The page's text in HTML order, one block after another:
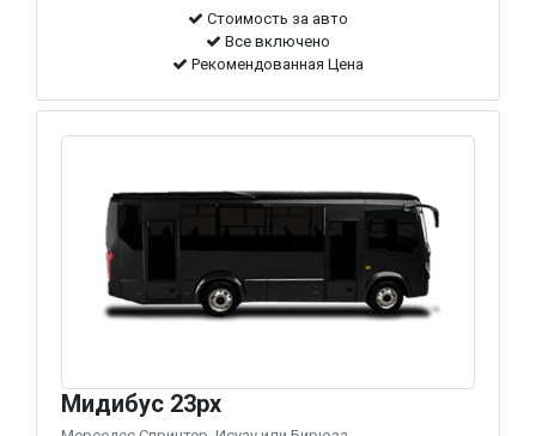
Стоимость за авто
Все включено
Рекомендованная Цена
Мидибус 23px